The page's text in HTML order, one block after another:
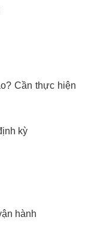
Cần thực hiện
kỳ
hành